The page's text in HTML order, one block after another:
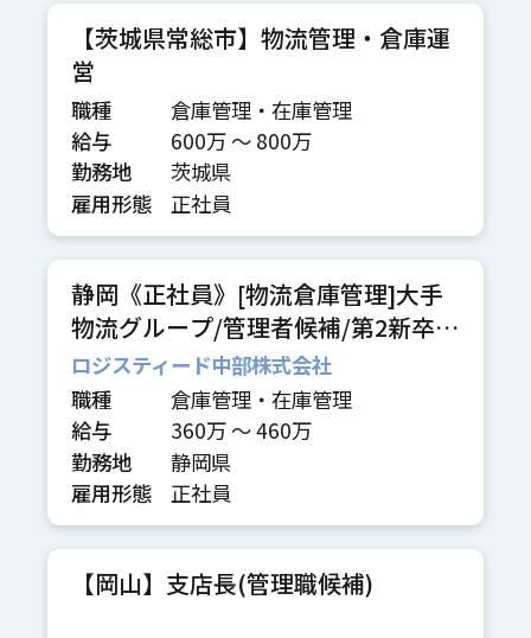
【茨城県常総市】物流管理・倉庫運
営
職種
倉庫管理・在庫管理
給与
600万 〜 800万
勤務地
茨城県
雇用形態
正社員
静岡《正社員》[物流倉庫管理]大手
物流グループ/管理者候補/第2新卒歓
迎
ロジスティード中部株式会社
職種
倉庫管理・在庫管理
給与
360万 〜 460万
勤務地
静岡県
雇用形態
正社員
【岡山】支店長(管理職候補)